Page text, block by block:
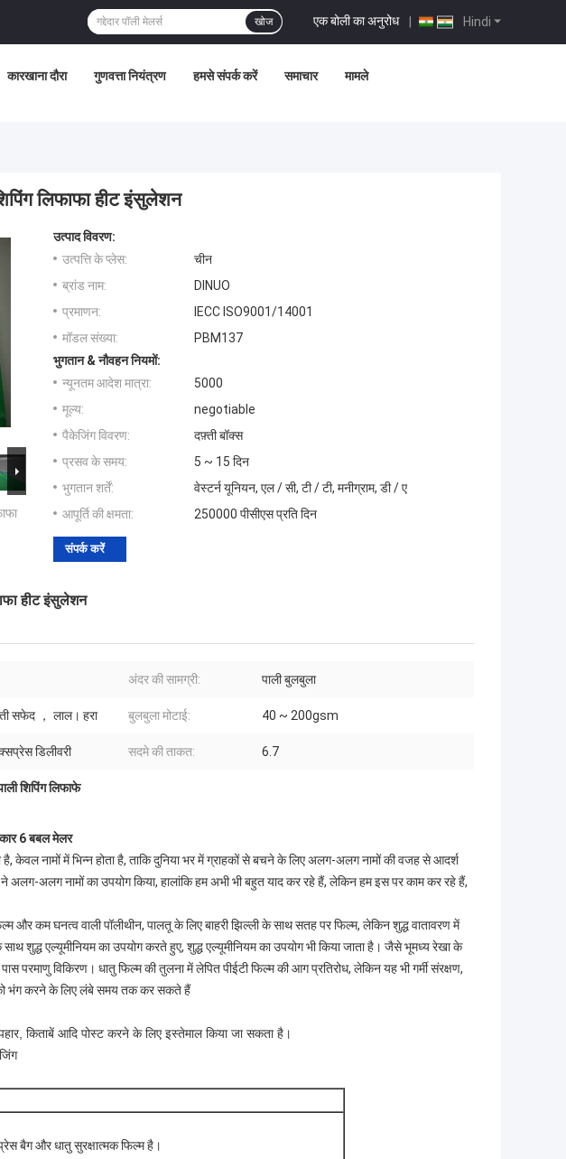
Hindi
एक बोली का अनुरोध |
खोज
कारखाना दौरा गुणवत्ता नियंत्रण हमसे संपर्क करें समाचार मामले
लिफाफा हीट इंसुलेशन
उत्पाद विवरण:
उत्पत्ति के प्लेस:
चीन
ब्रांड नाम:
DINUO
प्रमाणन:
IECC ISO9001/14001
मॉडल संख्या:
PBM137
भुगतान & नौवहन नियमों:
न्यूनतम आदेश मात्रा:
5000
मूल्य:
negotiable
पैकेजिंग विवरण:
दफ़्ती बॉक्स
प्रसव के समय:
5 ~ 15 दिन
भुगतान शर्तें:
वेस्टर्न यूनियन, एल / सी, टी / टी, मनीग्राम, डी / ए
आपूर्ति की क्षमता:
250000 पीसीएस प्रति दिन
संपर्क करें
हीट इंसुलेशन
अंदर की सामग्री: पाली बुलबुला
सफेद ， लाल। हरा बुलबुला मोटाई: 40 ~ 200gsm
डिलीवरी सदमे की ताकत: 6.7
शिपिंग लिफाफे
6 बबल मेलर
केवल नामों में भिन्न होता है, ताकि दुनिया भर में ग्राहकों से बचने के लिए अलग-अलग नामों की वजह से आदर्श
ने अलग-अलग नामों का उपयोग किया, हालांकि हम अभी भी बहुत याद कर रहे हैं, लेकिन हम इस पर काम कर रहे हैं,
और कम घनत्व वाली पॉलीथीन, पालतू के लिए बाहरी झिल्ली के साथ सतह पर फिल्म, लेकिन शुद्ध वातावरण में
शुद्ध एल्यूमीनियम का उपयोग करते हुए, शुद्ध एल्यूमीनियम का उपयोग भी किया जाता है। जैसे भूमध्य रेखा के
परमाणु विकिरण। धातु फिल्म की तुलना में लेपित पीईटी फिल्म की आग प्रतिरोध, लेकिन यह भी गर्मी संरक्षण,
भंग करने के लिए लंबे समय तक कर सकते हैं
किताबें आदि पोस्ट करने के लिए इस्तेमाल किया जा सकता है।
बैग और धातु सुरक्षात्मक फिल्म है।